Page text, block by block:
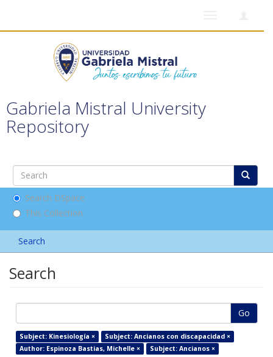
Gabriela Mistral University
Repository
Search DSpace
This Collection
Search
Search
Go
Subject: Kinesiología ×
Subject: Ancianos con discapacidad ×
Author: Espinoza Bastias, Michelle ×
Subject: Ancianos ×